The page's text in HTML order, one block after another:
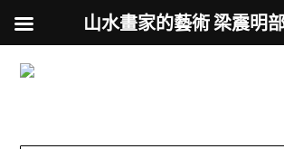
山水畫家的藝術 梁震明